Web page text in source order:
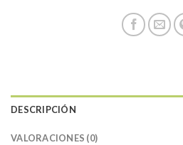
DESCRIPCIÓN
VALORACIONES (0)